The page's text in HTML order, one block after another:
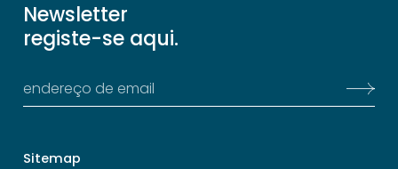
Newsletter
registe-se aqui.
Sitemap